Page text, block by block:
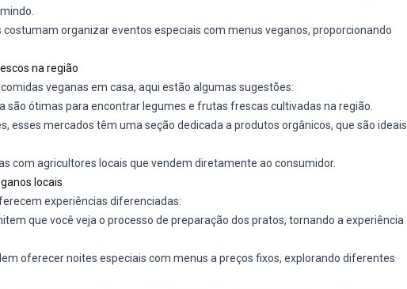
costumam organizar eventos especiais com menus veganos, proporcionando
na região
veganas em casa, aqui estão algumas sugestões:
são ótimas para encontrar legumes e frutas frescas cultivadas na região.
esses mercados têm uma seção dedicada a produtos orgânicos, que são ideais
com agricultores locais que vendem diretamente ao consumidor.
locais
experiências diferenciadas:
que você veja o processo de preparação dos pratos, tornando a experiência
oferecer noites especiais com menus a preços fixos, explorando diferentes